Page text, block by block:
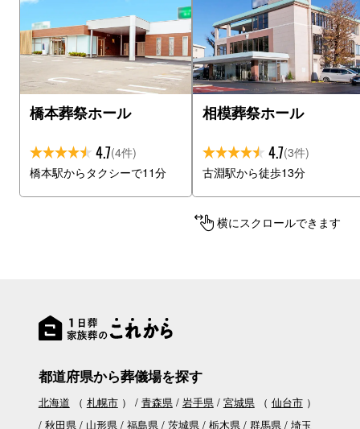
橋本葬祭ホール
4.7(4件)
橋本駅からタクシーで11分
相模葬祭ホール
4.7(3件)
古淵駅から徒歩13分
横にスクロールできます
都道府県から葬儀場を探す
北海道 （ 札幌市） 青森県 岩手県 宮城県（ 仙台市）
秋田県
山形県 福島県 茨城県 栃木県 群馬県
埼玉